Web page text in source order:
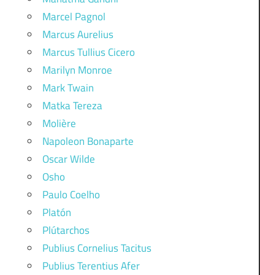
Marcel Pagnol
Marcus Aurelius
Marcus Tullius Cicero
Marilyn Monroe
Mark Twain
Matka Tereza
Molière
Napoleon Bonaparte
Oscar Wilde
Osho
Paulo Coelho
Platón
Plútarchos
Publius Cornelius Tacitus
Publius Terentius Afer